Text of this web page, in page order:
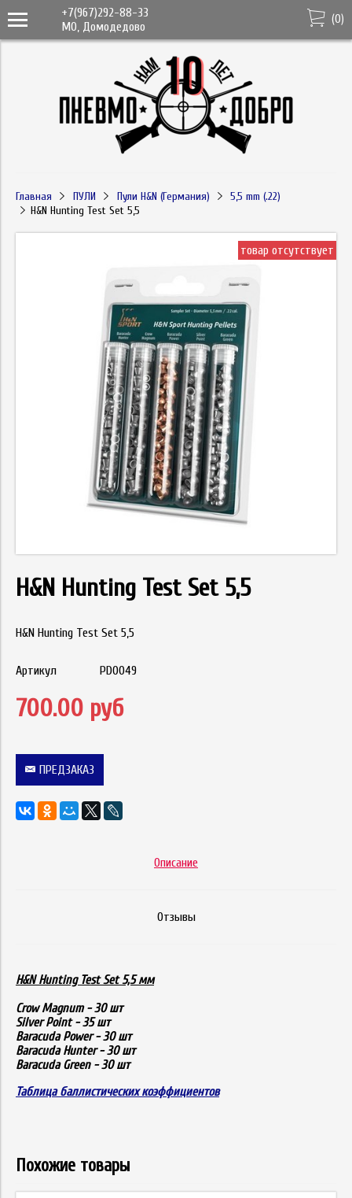
+7(967)292-88-33
МО, Домодедово
(0)
Главная ПУЛИ Пули H&N (Германия)
5,5 mm (.22)
H&N Hunting Test Set 5,5
товар отсутствует
H&N Hunting Test Set 5,5
H&N Hunting Test Set 5,5
Артикул PD0049
700.00 руб
ПРЕДЗАКАЗ
Описание
Отзывы
H&N Hunting Test Set 5,5 мм
Crow Magnum - 30 шт
Silver Point - 35 шт
Baracuda Power - 30 шт
Baracuda Hunter - 30 шт
Baracuda Green - 30 шт
Таблица баллистических коэффициентов
Похожие товары